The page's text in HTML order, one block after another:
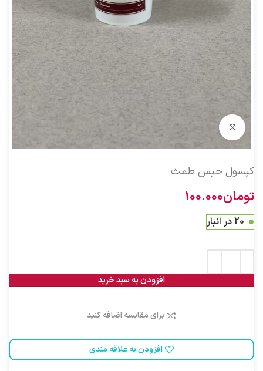
بزرگنمایی تصویر
کپسول حبس طمث
تومان100.000
20 در انبار
افزودن به سبد خرید
برای مقایسه اضافه کنید
افزودن به علاقه مندی